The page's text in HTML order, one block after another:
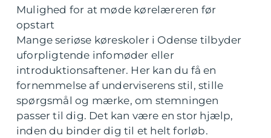
Mulighed for at møde kørelæreren før
opstart
Mange seriøse køreskoler i Odense tilbyder
uforpligtende infomøder eller
introduktionsaftener. Her kan du få en
fornemmelse af underviserens stil, stille
spørgsmål og mærke, om stemningen
passer til dig. Det kan være en stor hjælp,
inden du binder dig til et helt forløb.